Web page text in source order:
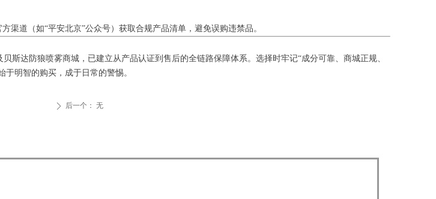
渠道（如“平安北京”公众号）获取合规产品清单，避免误购违禁品。
斯达防狼喷雾商城，已建立从产品认证到售后的全链路保障体系。选择时牢记“成分可靠、商城正规、
明智的购买，成于日常的警惕。
ꄲ 后一个： 无